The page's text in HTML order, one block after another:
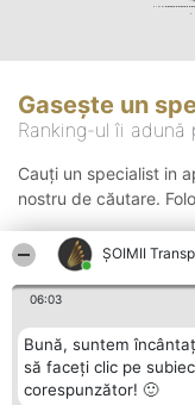
ȘOIMII
06:03
Bună, suntem
să faceți clic pe
corespunzător! 🙂
Gasește un
Ranking-ul îi
Cauți un specialist in
nostru de căutare.